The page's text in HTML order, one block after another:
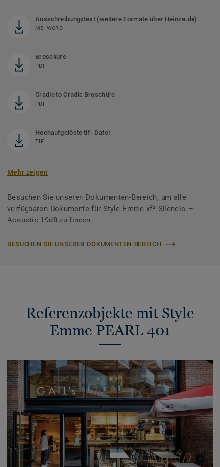
Ausschreibungstext (weitere Formate über Heinze.de)
MS_WORD
Broschüre
PDF
Cradle to Cradle Broschüre
PDF
Hochaufgelöste tif. Datei
TIF
Mehr zeigen
Besuchen Sie unseren Dokumenten-Bereich, um alle
verfügbaren Dokumente für Style Emme xf² Silencio –
Acoustic 19dB zu finden
BESUCHEN SIE UNSEREN DOKUMENTEN-BEREICH
Referenzobjekte mit Style
Emme PEARL 401